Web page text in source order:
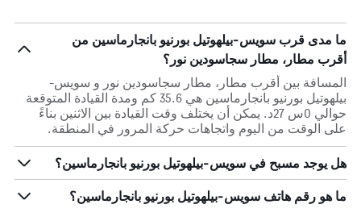
ما مدى قرب سويس-بيلهوتيل بورنيو بانجارماسين من
أقرب مطار، مطار سجاسودين نور؟
المسافة بين أقرب مطار، مطار سجاسودين نور و سويس-
بيلهوتيل بورنيو بانجارماسين هي 35.6 كم ومدة القيادة المتوقعة
حوالي 0س 27د. يمكن أن يختلف وقت القيادة بين الاثنين بناءً
على الوقت من اليوم واتجاهات حركة المرور في المنطقة.
هل يوجد مسبح في سويس-بيلهوتيل بورنيو بانجارماسين؟
ما هو رقم هاتف سويس-بيلهوتيل بورنيو بانجارماسين؟